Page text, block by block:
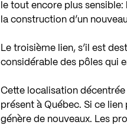
le tout encore plus
la construction d’un
Le troisième lien, s’il est
considérable des pôles qui
Cette localisation décentrée
présent à Québec. Si ce
génère de nouveaux. Les